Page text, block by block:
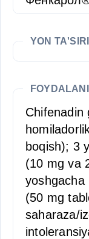
YON TA'SIRI
Chifenadin
boqish); 3
(10 mg va
yoshgacha
(50 mg
saharaza/